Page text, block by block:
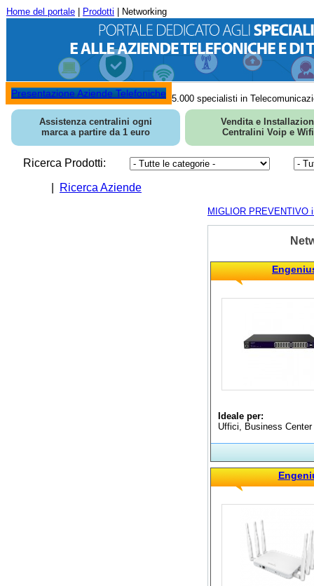
Home del portale Prodotti | Networking
Presentazione Aziende Telefoniche 5.000 specialisti in
Assistenza centralini ogni
marca a partire da 1 euro
Vendita e
Centralini Voip e
Ricerca Prodotti:
Ricerca Aziende
MIGLIOR PREVENTIVO
Ideale per:
Uffici, Business Center